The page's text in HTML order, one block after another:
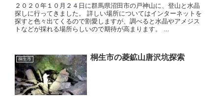
２０２０年１０月２４日に群馬県沼田市の戸神山に、登山と水晶
探しに行ってきました。 詳しい場所についてはインターネットを
探すと色々出てくるので割愛しますが、調べると水晶やアメジス
トなどが採れる場所らしいので期待が高まります。 ...
桐生市 桐生市の菱鉱山唐沢坑探索